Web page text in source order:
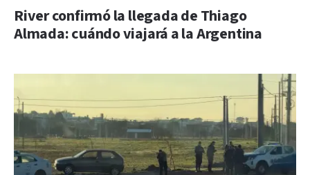
River confirmó la llegada de Thiago
Almada: cuándo viajará a la Argentina